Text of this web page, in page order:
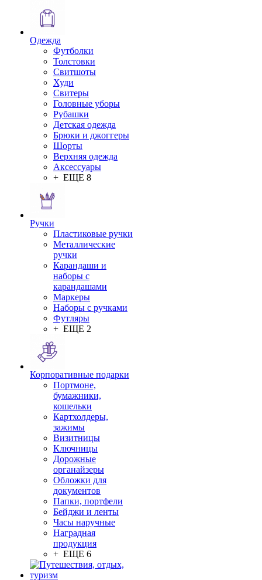
Одежда
Футболки
Толстовки
Свитшоты
Худи
Свитеры
Головные уборы
Рубашки
Детская одежда
Брюки и джоггеры
Шорты
Верхняя одежда
Аксессуары
+ ЕЩЕ 8
Ручки
Пластиковые ручки
Металлические
ручки
Карандаши и
наборы с
карандашами
Маркеры
Наборы с ручками
Футляры
+ ЕЩЕ 2
Корпоративные подарки
Портмоне,
бумажники,
кошельки
Картхолдеры,
зажимы
Визитницы
Ключницы
Дорожные
органайзеры
Обложки для
документов
Папки, портфели
Бейджи и ленты
Часы наручные
Наградная
продукция
+ ЕЩЕ 6